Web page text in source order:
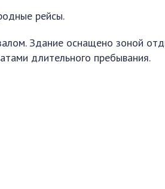
рейсы.
Здание оснащено зоной
длительного пребывания.